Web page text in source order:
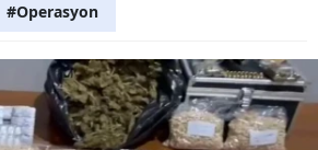
#Operasyon